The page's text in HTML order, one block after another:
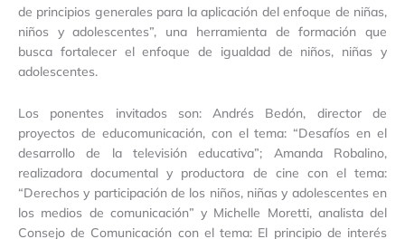
de principios generales para la aplicación del enfoque de niñas,
niños y adolescentes”, una herramienta de formación que
busca fortalecer el enfoque de igualdad de niños, niñas y
adolescentes.
Los ponentes invitados son: Andrés Bedón, director de
proyectos de educomunicación, con el tema: “Desafíos en el
desarrollo de la televisión educativa”; Amanda Robalino,
realizadora documental y productora de cine con el tema:
“Derechos y participación de los niños, niñas y adolescentes en
los medios de comunicación” y Michelle Moretti, analista del
Consejo de Comunicación con el tema: El principio de interés